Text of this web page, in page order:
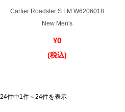
Cartier Roadster S LM W6206018
New Men's
¥0
(税込)
24件中1件～24件を表示